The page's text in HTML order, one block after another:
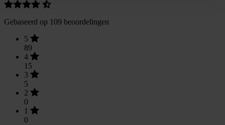
Gebaseerd op 109 beoordelingen
5
89
4
15
3
5
2
0
1
0